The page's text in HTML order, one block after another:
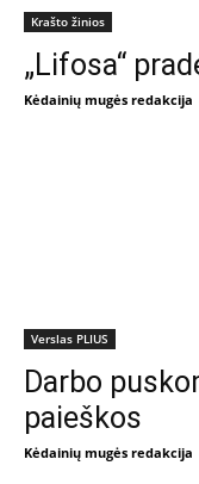
Krašto žinios
„Lifosa“
Kėdainių mugės redakcija
Verslas PLIUS
Darbo
paieškos
Kėdainių mugės redakcija